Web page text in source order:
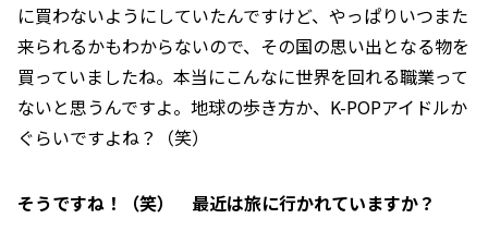
に買わないようにしていたんですけど、やっぱりいつまた
来られるかもわからないので、その国の思い出となる物を
買っていましたね。本当にこんなに世界を回れる職業って
ないと思うんですよ。地球の歩き方か、K-POPアイドルか
ぐらいですよね？（笑）
――そうですね！（笑） 最近は旅に行かれていますか？